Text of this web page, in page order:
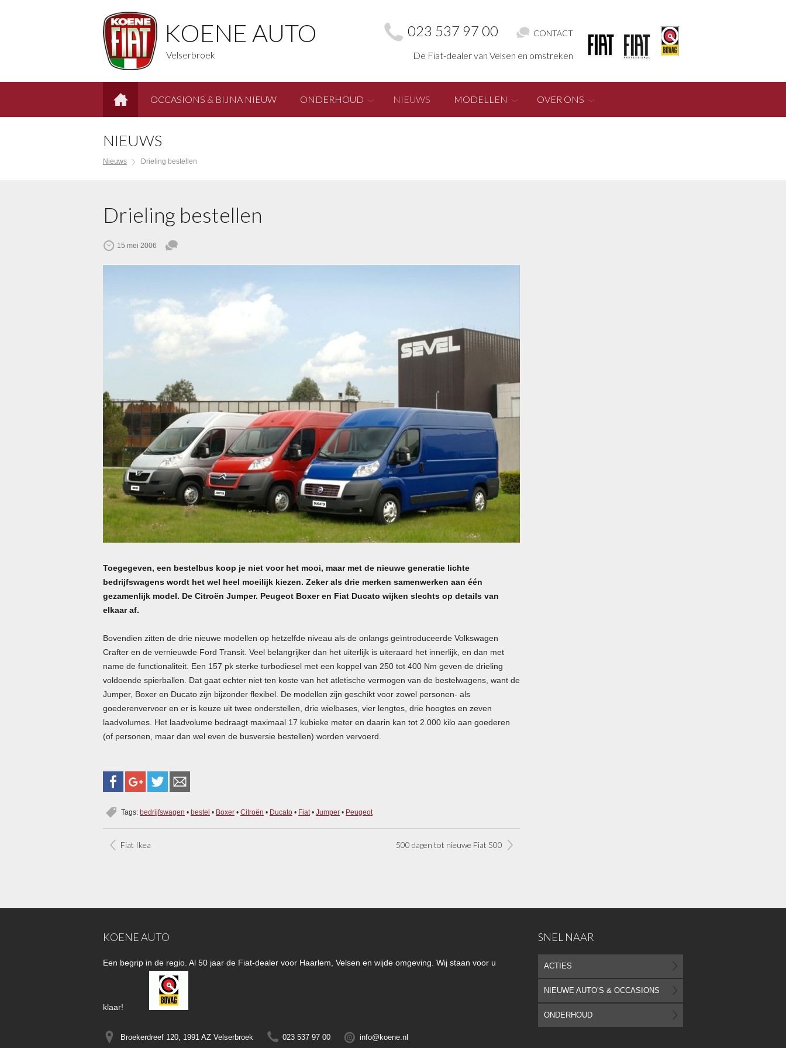
KOENE AUTO
Velserbroek
023 537 97 00 CONTACT
De Fiat-dealer van Velsen en omstreken
OCCASIONS & BIJNA NIEUW ONDERHOUD NIEUWS MODELLEN OVER ONS
NIEUWS
Nieuws Drieling bestellen
Drieling bestellen
15 mei 2006
Toegegeven, een bestelbus koop je niet voor het mooi, maar met de nieuwe generatie lichte
bedrijfswagens wordt het wel heel moeilijk kiezen. Zeker als drie merken samenwerken aan één
gezamenlijk model. De Citroën Jumper. Peugeot Boxer en Fiat Ducato wijken slechts op details van
elkaar af.
Bovendien zitten de drie nieuwe modellen op hetzelfde niveau als de onlangs geïntroduceerde Volkswagen
Crafter en de vernieuwde Ford Transit. Veel belangrijker dan het uiterlijk is uiteraard het innerlijk, en dan met
name de functionaliteit. Een 157 pk sterke turbodiesel met een koppel van 250 tot 400 Nm geven de drieling
voldoende spierballen. Dat gaat echter niet ten koste van het atletische vermogen van de bestelwagens, want de
Jumper, Boxer en Ducato zijn bijzonder flexibel. De modellen zijn geschikt voor zowel personen- als
goederenvervoer en er is keuze uit twee onderstellen, drie wielbases, vier lengtes, drie hoogtes en zeven
laadvolumes. Het laadvolume bedraagt maximaal 17 kubieke meter en daarin kan tot 2.000 kilo aan goederen
(of personen, maar dan wel even de busversie bestellen) worden vervoerd.
Tags: bedrijfswagen • bestel • Boxer • Citroën • Ducato • Fiat • Jumper • Peugeot
Fiat Ikea 500 dagen tot nieuwe Fiat 500
KOENE AUTO
Een begrip in de regio. Al 50 jaar de Fiat-dealer voor Haarlem, Velsen en wijde omgeving. Wij staan voor u
klaar!
Broekerdreef 120, 1991 AZ Velserbroek 023 537 97 00 info@koene.nl
SNEL NAAR
ACTIES
NIEUWE AUTO’S & OCCASIONS
ONDERHOUD